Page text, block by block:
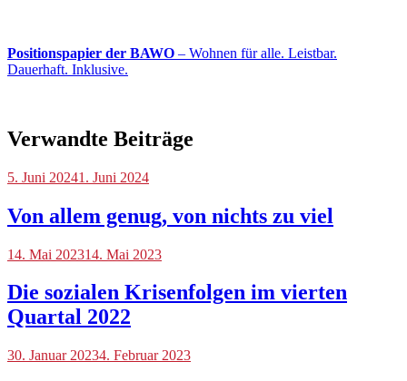
Positionspapier der BAWO – Wohnen für alle. Leistbar.
Dauerhaft. Inklusive.
Verwandte Beiträge
Blog
5. Juni 20241. Juni 2024
Von allem genug, von nichts zu viel
Blog
14. Mai 202314. Mai 2023
Die sozialen Krisenfolgen im vierten
Quartal 2022
Blog,
30. Januar 20234. Februar 2023